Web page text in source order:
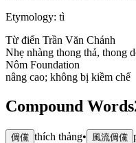
Etymology: tì
Từ điển Trần Văn Chánh
Nhẹ nhàng thong thả, thong d
Nôm Foundation
nâng cao; không bị kiềm chế
Compound Words
倜儻 thích thảng• 風流倜儻